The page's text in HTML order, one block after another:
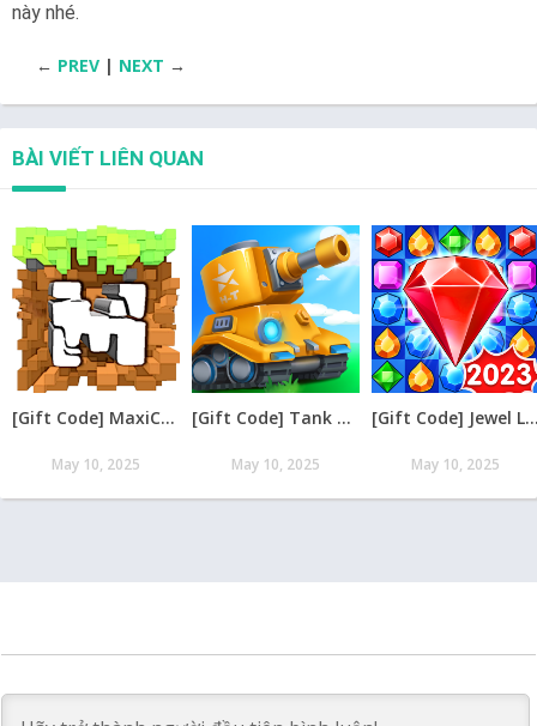
này nhé.
← PREV | NEXT →
BÀI VIẾT LIÊN QUAN
[Gift Code] MaxiCraft Adventure Time mới nhất 08/2026
May 10, 2025
[Gift Code] Tank Raid: Epic Tank War Games mới nhất 08/2026
May 10, 2025
[Gift Code] Jewel Legend – Xếp
May 10, 2025